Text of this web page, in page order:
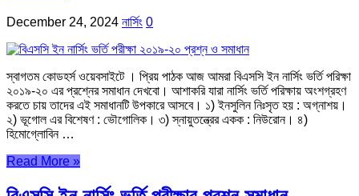
December 24, 2024 নার্সিং 0
স্বাগতম কোডহর্স ওয়েবসাইটে । প্রিয় পাঠক আজ আমরা বিএসসি ইন নার্সিং ভর্তি পরিক্ষা
২০১৯-২০ এর প্রশ্নের সমাধান দেখবো। আশাকরি যারা নার্সিং ভর্তি পরিক্ষায় অংশগ্রহণ
করতে চায় তাদের এই সমাধানটি উপকারে আসবে। ১) ইনসুলিন নিঃসৃত হয় : অগ্নাশয়।
২) ভূগোল এর বিশেষণ : ভৌগোলিক। ৩) স্নায়ুতন্ত্রের একক : নিউরোন। ৪)
হিমোগ্লোবিন …
Read More »